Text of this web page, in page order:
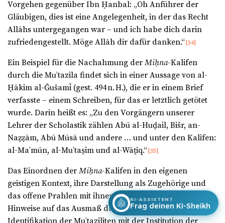
Vorgehen gegenüber Ibn Ḥanbal: „Oh Anführer der
Gläubigen, dies ist eine Angelegenheit, in der das Recht
Allāhs untergegangen war – und ich habe dich darin
zufriedengestellt. Möge Allāh dir dafür danken.“ [34]
Ein Beispiel für die Nachahmung der Miḥna-Kalifen
durch die Muʿtazila findet sich in einer Aussage von al-
Ḥākim al-Ǧušamī (gest. 494 n. H.), die er in einem Brief
verfasste – einem Schreiben, für das er letztlich getötet
wurde. Darin heißt es: „Zu den Vorgängern unserer
Lehrer der Scholastik zählen Abū al-Huḏail, Bišr, an-
Naẓẓām, Abū Mūsā und andere … und unter den Kalifen:
al-Maʾmūn, al-Muʿtaṣim und al-Wāṯiq.“ [35]
Das Einordnen der Miḥna-Kalifen in den eigenen
geistigen Kontext, ihre Darstellung als Zugehörige und
das offene Prahlen mit ihnen geben aufschlussreiche
Hinweise auf das Ausmaß der psychologischen
KI-ASSISTENT
Frag deinen KI-Sheikh